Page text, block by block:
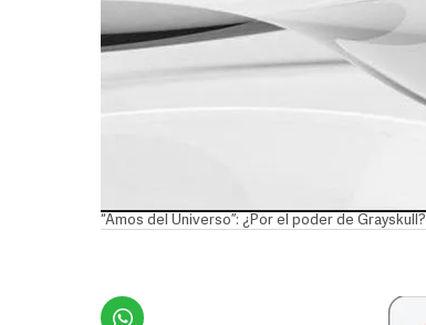
“Amos del Universo”: ¿Por el poder de Grayskull?